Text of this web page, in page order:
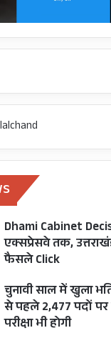
पर कुछ चिट्ठियाँ
और गहरा
पूर्व माननीय
और श्री गोविंद
आए हैं.
पद पर रहते हुए
करने की
अध्यक्षों का
करना अध्यक्ष के
था. उनकी
है कि उनके
में नियुक्तियाँ,
हुई हैं.
Dhami Cabinet
एक्सप्रेसवे तक,
फैसले Click
चुनावी साल में खुला
से पहले 2,477 पदों पर
परीक्षा भी होगी